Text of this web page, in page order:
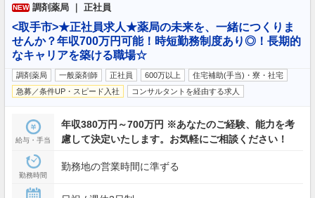
NEW 調剤薬局 ｜ 正社員
<取手市>★正社員求人★薬局の未来を、一緒につくりま
せんか？年収700万円可能！時短勤務制度あり◎！長期的
なキャリアを築ける職場☆
調剤薬局 一般薬剤師 正社員 600万以上
住宅補助(手当)・寮・社宅
急募／条件UP・スピード入社
コンサルタントを経由する求人
給与・手当
年収380万円～700万円 ※あなたのご経験、能力を考
慮して決定いたします。お気軽にご相談ください！
勤務時間
勤務地の営業時間に準ずる